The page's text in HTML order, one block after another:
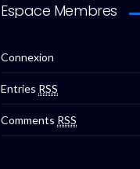
Espace Membres
Connexion
Entries RSS
Comments RSS